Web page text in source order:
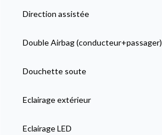
Direction assistée
Double Airbag (conducteur+passager)
Douchette soute
Eclairage extérieur
Eclairage LED